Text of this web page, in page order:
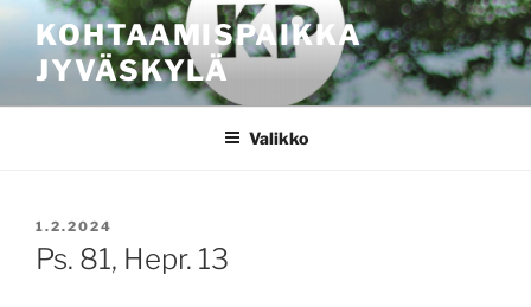
sisältöönKOHTAAMISPAIKKA
JYVÄSKYLÄ
Valikko
JULKAISTU
1.2.2024
Ps. 81, Hepr. 13